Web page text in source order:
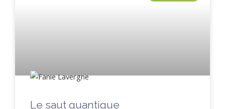
Le saut quantique